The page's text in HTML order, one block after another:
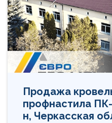
Продажа
профнастила
н, Черкасская